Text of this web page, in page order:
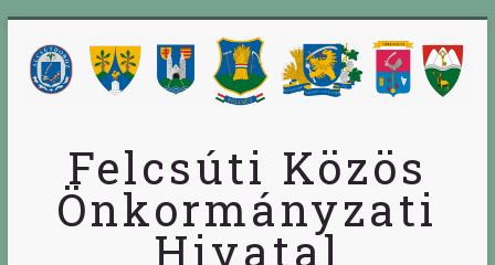
Felcsúti Közös
Önkormányzati
Hivatal